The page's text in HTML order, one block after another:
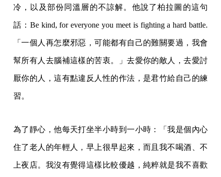
冷，以及部份同溫層的不諒解。他說了柏拉圖的這句
話：Be kind, for everyone you meet is fighting a hard battle.
「一個人再怎麼邪惡，可能都有自己的難關要過，我會
幫所有人去腦補這樣的苦衷。」去愛你的敵人，去愛討
厭你的人，這有點違反人性的作法，是君竹給自己的練
習。
為了靜心，他每天打坐半小時到一小時：「我是個內心
住了老人的年輕人，早上很早起來，而且我不喝酒、不
上夜店。我沒有覺得這樣比較優越，純粹就是我不喜歡